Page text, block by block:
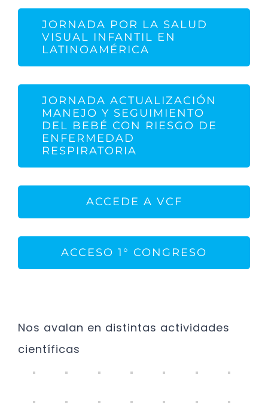
JORNADA POR LA SALUD
VISUAL INFANTIL EN
LATINOAMÉRICA
JORNADA ACTUALIZACIÓN
MANEJO Y SEGUIMIENTO
DEL BEBÉ CON RIESGO DE
ENFERMEDAD
RESPIRATORIA
ACCEDE A VCF
ACCESO 1° CONGRESO
Nos avalan en distintas actividades
científicas